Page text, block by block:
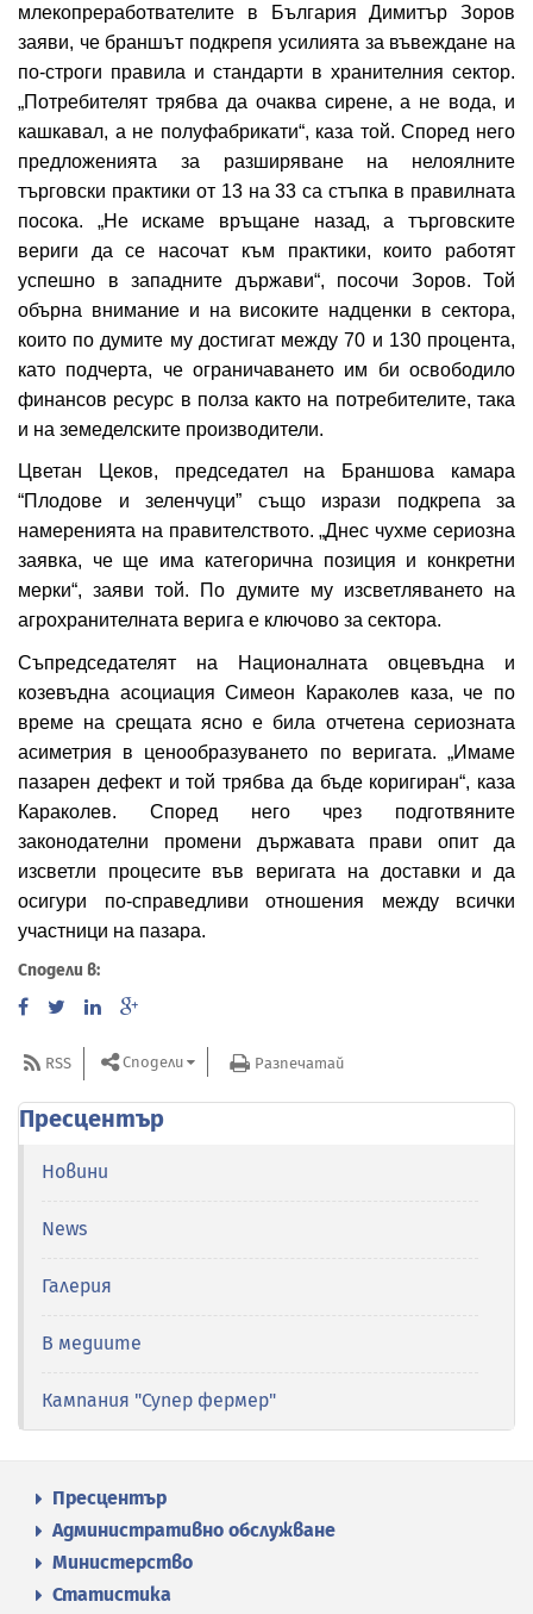
млекопреработвателите в България Димитър Зоров
заяви, че браншът подкрепя усилията за въвеждане на
по-строги правила и стандарти в хранителния сектор.
„Потребителят трябва да очаква сирене, а не вода, и
кашкавал, а не полуфабрикати“, каза той. Според него
предложенията за разширяване на нелоялните
търговски практики от 13 на 33 са стъпка в правилната
посока. „Не искаме връщане назад, а търговските
вериги да се насочат към практики, които работят
успешно в западните държави“, посочи Зоров. Той
обърна внимание и на високите надценки в сектора,
които по думите му достигат между 70 и 130 процента,
като подчерта, че ограничаването им би освободило
финансов ресурс в полза както на потребителите, така
и на земеделските производители.
Цветан Цеков, председател на Браншова камара
“Плодове и зеленчуци” също изрази подкрепа за
намеренията на правителството. „Днес чухме сериозна
заявка, че ще има категорична позиция и конкретни
мерки“, заяви той. По думите му изсветляването на
агрохранителната верига е ключово за сектора.
Съпредседателят на Националната овцевъдна и
козевъдна асоциация Симеон Караколев каза, че по
време на срещата ясно е била отчетена сериозната
асиметрия в ценообразуването по веригата. „Имаме
пазарен дефект и той трябва да бъде коригиран“, каза
Караколев. Според него чрез подготвяните
законодателни промени държавата прави опит да
изсветли процесите във веригата на доставки и да
осигури по-справедливи отношения между всички
участници на пазара.
Сподели в:
RSS Сподели Разпечатай
Пресцентър
Новини
News
Галерия
В медиите
Кампания "Супер фермер"
Пресцентър
Административно обслужване
Министерство
Статистика